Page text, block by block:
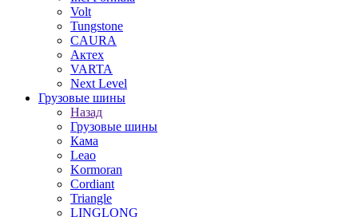
Volt
Tungstone
CAURA
Актех
VARTA
Next Level
Грузовые шины
Назад
Грузовые шины
Кама
Leao
Kormoran
Cordiant
Triangle
LINGLONG